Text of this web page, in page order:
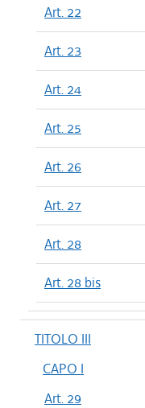
Art. 22
Art. 23
Art. 24
Art. 25
Art. 26
Art. 27
Art. 28
Art. 28 bis
TITOLO III
CAPO I
Art. 29